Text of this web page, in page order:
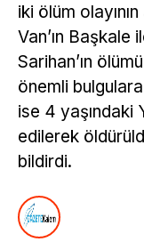
iki ölüm olayının
Van’ın Başkale
Sarihan’ın
önemli bulgulara
ise 4 yaşındaki
edilerek
bildirdi.